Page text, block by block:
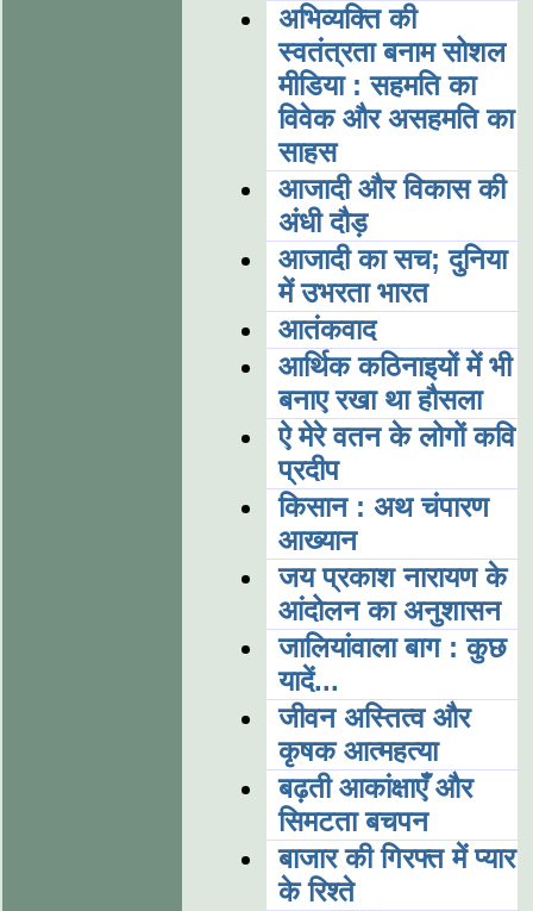
अभिव्यक्ति की
स्वतंत्रता बनाम सोशल
मीडिया : सहमति का
विवेक और असहमति का
साहस
आजादी और विकास की
अंधी दौड़
आजादी का सच; दुनिया
में उभरता भारत
आतंकवाद
आर्थिक कठिनाइयों में भी
बनाए रखा था हौसला
ऐ मेरे वतन के लोगों कवि
प्रदीप
किसान : अथ चंपारण
आख्यान
जय प्रकाश नारायण के
आंदोलन का अनुशासन
जालियांवाला बाग : कुछ
यादें...
जीवन अस्तित्व और
कृषक आत्महत्या
बढ़ती आकांक्षाएँ और
सिमटता बचपन
बाजार की गिरफ्त में प्यार
के रिश्ते